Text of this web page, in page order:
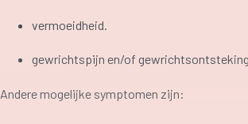
vermoeidheid.
gewrichtspijn en/of
Andere mogelijke symptomen zijn: